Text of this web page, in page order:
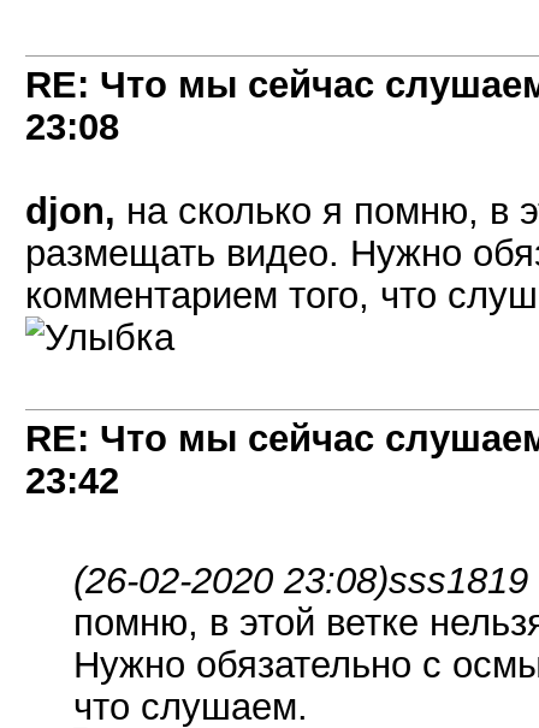
RE: Что мы сейчас
23:08
djon, на сколько я помню, в
размещать видео. Нужно
комментарием того, что
RE: Что мы сейчас
23:42
(26-02-2020 23:08)
помню, в этой ветке
Нужно обязательно с
что слушаем.